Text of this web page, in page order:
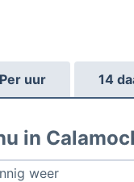
Per uur 14
in
weer